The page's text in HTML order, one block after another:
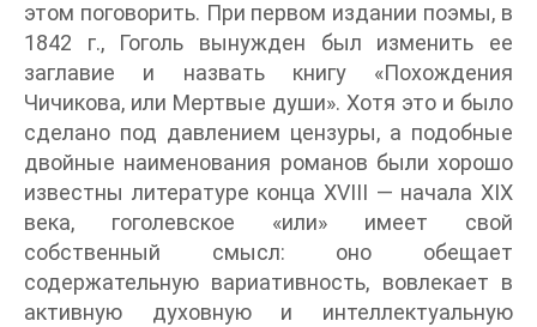
этом поговорить. При первом издании поэмы, в
1842 г., Гоголь вынужден был изменить ее
заглавие и назвать книгу «Похождения
Чичикова, или Мертвые души». Хотя это и было
сделано под давлением цензуры, а подобные
двойные наименования романов были хорошо
известны литературе конца XVIII — начала XIX
века, гоголевское «или» имеет свой
собственный смысл: оно обещает
содержательную вариативность, вовлекает в
активную духовную и интеллектуальную